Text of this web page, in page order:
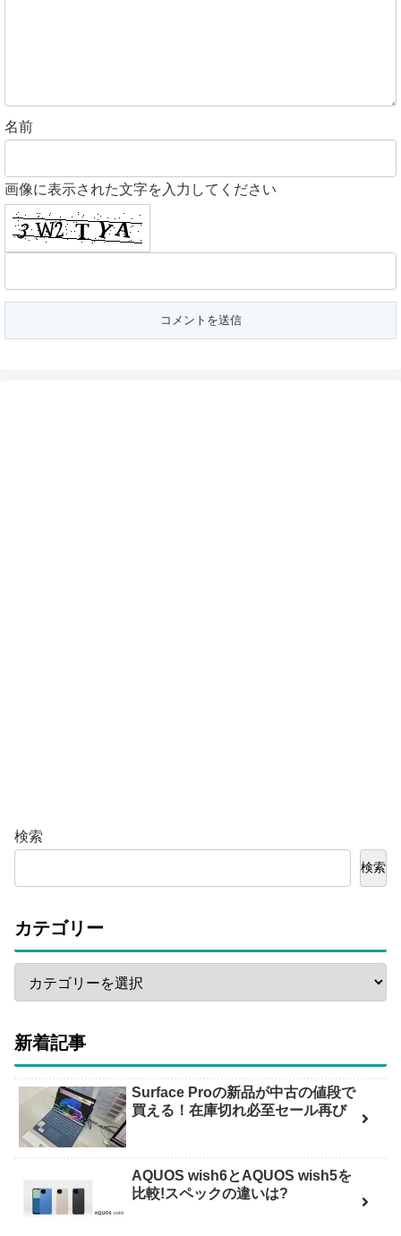
名前
画像に表示された文字を入力してください
検索
検索
カテゴリー
新着記事
Surface Proの新品が中古の値段で
買える！在庫切れ必至セール再び
AQUOS wish6とAQUOS wish5を
比較!スペックの違いは?